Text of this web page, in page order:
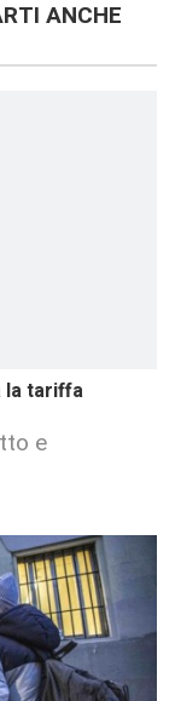
ANCHE
la tariffa
e